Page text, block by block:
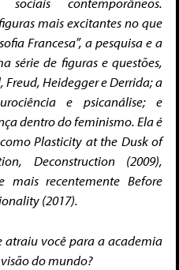
mais excitantes no que
Francesa”, a pesquisa e a
série de figuras e questões,
Heidegger e Derrida; a
e psicanálise; e
dentro do feminismo. Ela é
Plasticity at the Dusk of
Deconstruction (2009),
mais recentemente Before
(2017).
atraiu você para a academia
do mundo?